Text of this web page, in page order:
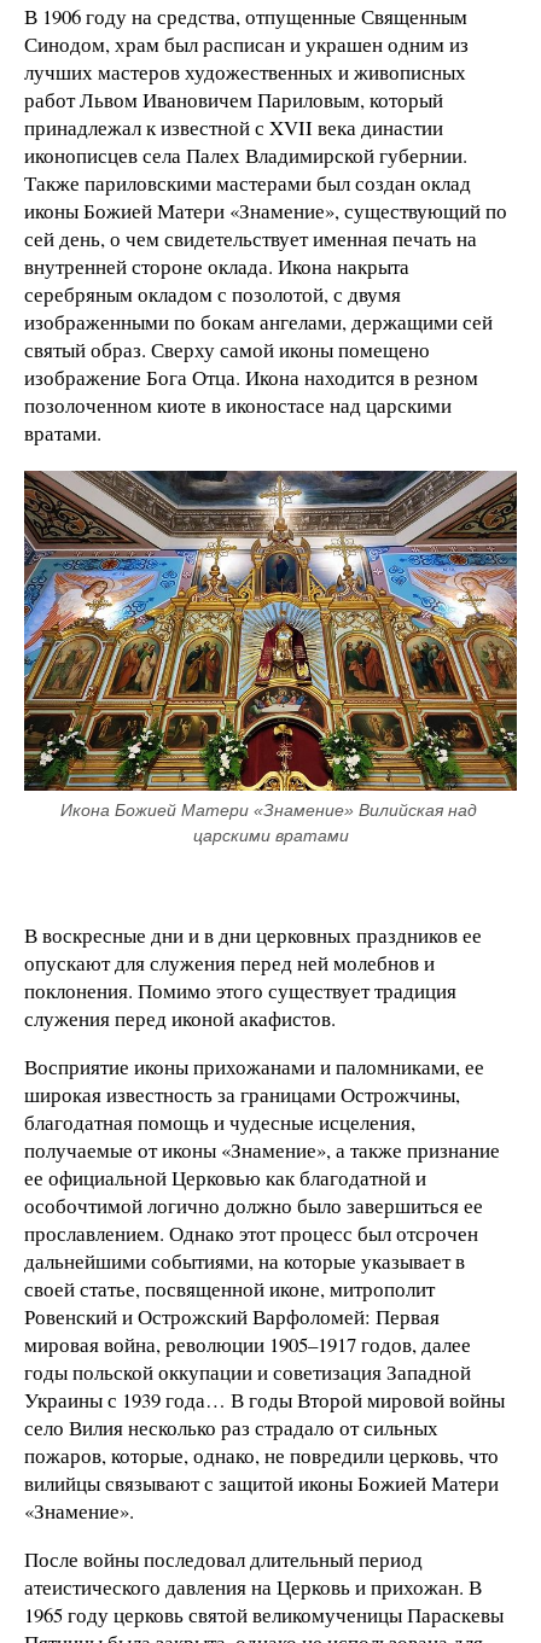
В 1906 году на средства, отпущенные Священным
Синодом, храм был расписан и украшен одним из
лучших мастеров художественных и живописных
работ Львом Ивановичем Париловым, который
принадлежал к известной с XVII века династии
иконописцев села Палех Владимирской губернии.
Также париловскими мастерами был создан оклад
иконы Божией Матери «Знамение», существующий по
сей день, о чем свидетельствует именная печать на
внутренней стороне оклада. Икона накрыта
серебряным окладом с позолотой, с двумя
изображенными по бокам ангелами, держащими сей
святый образ. Сверху самой иконы помещено
изображение Бога Отца. Икона находится в резном
позолоченном киоте в иконостасе над царскими
вратами.
Икона Божией Матери «Знамение» Вилийская над
царскими вратами
В воскресные дни и в дни церковных праздников ее
опускают для служения перед ней молебнов и
поклонения. Помимо этого существует традиция
служения перед иконой акафистов.
Восприятие иконы прихожанами и паломниками, ее
широкая известность за границами Острожчины,
благодатная помощь и чудесные исцеления,
получаемые от иконы «Знамение», а также признание
ее официальной Церковью как благодатной и
особочтимой логично должно было завершиться ее
прославлением. Однако этот процесс был отсрочен
дальнейшими событиями, на которые указывает в
своей статье, посвященной иконе, митрополит
Ровенский и Острожский Варфоломей: Первая
мировая война, революции 1905–1917 годов, далее
годы польской оккупации и советизация Западной
Украины с 1939 года… В годы Второй мировой войны
село Вилия несколько раз страдало от сильных
пожаров, которые, однако, не повредили церковь, что
вилийцы связывают с защитой иконы Божией Матери
«Знамение».
После войны последовал длительный период
атеистического давления на Церковь и прихожан. В
1965 году церковь святой великомученицы Параскевы